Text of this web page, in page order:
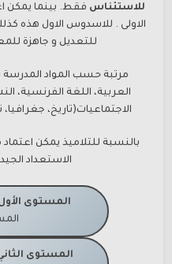
للاستئناس فقط. بينما يمكن
للتعديل و جاهزة
مرتبة حسب المواد المدرسة
العربية، اللغة الفرنسية،
الاجتماعيات(تاريخ،
بالنسبة للتلاميذ يمكن
الاستعداد
المستوى
المستوى